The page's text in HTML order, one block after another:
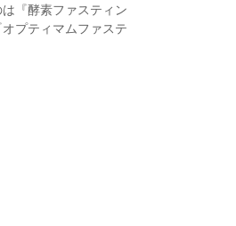
『酵素ファスティン
プティマムファステ